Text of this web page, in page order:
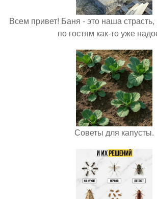
Всем привет! Баня - это наша страсть,
по гостям как-то уже
Советы для капусты.